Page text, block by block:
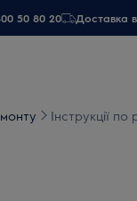
50 80 20 Доставка
Інструкції